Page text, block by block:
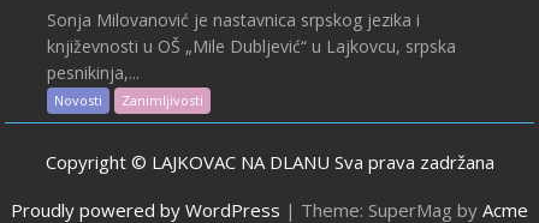
Sonja Milovanović je nastavnica srpskog jezika i
književnosti u OŠ „Mile Dubljević“ u Lajkovcu, srpska
pesnikinja,...
Novosti Zanimljivosti
Copyright © LAJKOVAC NA DLANU Sva prava zadržana
Proudly powered by WordPress | Theme: SuperMag by Acme